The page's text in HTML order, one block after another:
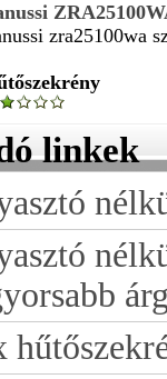
zra25100wa
linkek